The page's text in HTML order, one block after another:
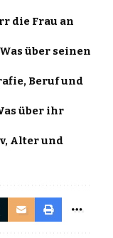
die Frau an
über seinen
Beruf und
über ihr
Alter und